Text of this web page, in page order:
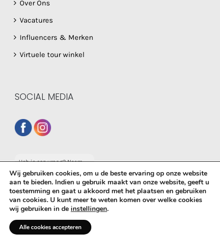
Over Ons
Vacatures
Influencers & Merken
Virtuele tour winkel
SOCIAL MEDIA
© Copyright 2026 De Babyboetiek | Powered byMplusKASSA
Woocommerce&WooCommerce Kassasysteem
Heb je een vraag? Neem
dan gerust contact op
met onze whatsapp
service!
Wij gebruiken cookies, om u de beste ervaring op onze website
aan te bieden. Indien u gebruik maakt van onze website, geeft u
toestemming en gaat u akkoord met het plaatsen en gebruiken
van cookies. U kunt meer te weten komen over welke cookies
wij gebruiken in de instellingen.
Alle cookies accepteren